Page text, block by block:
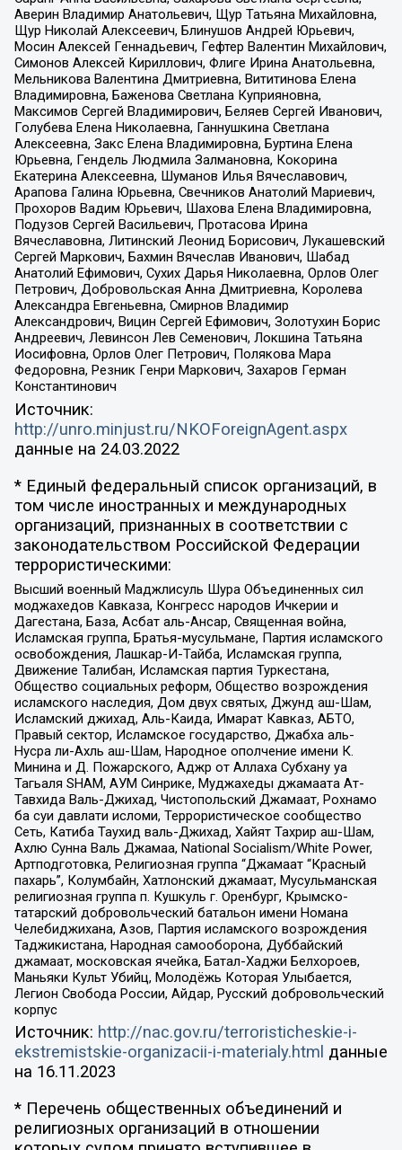
Аверин Владимир Анатольевич, Щур Татьяна Михайловна,
Щур Николай Алексеевич, Блинушов Андрей Юрьевич,
Мосин Алексей Геннадьевич, Гефтер Валентин Михайлович,
Симонов Алексей Кириллович, Флиге Ирина Анатольевна,
Мельникова Валентина Дмитриевна, Вититинова Елена
Владимировна, Баженова Светлана Куприяновна,
Максимов Сергей Владимирович, Беляев Сергей Иванович,
Голубева Елена Николаевна, Ганнушкина Светлана
Алексеевна, Закс Елена Владимировна, Буртина Елена
Юрьевна, Гендель Людмила Залмановна, Кокорина
Екатерина Алексеевна, Шуманов Илья Вячеславович,
Арапова Галина Юрьевна, Свечников Анатолий Мариевич,
Прохоров Вадим Юрьевич, Шахова Елена Владимировна,
Подузов Сергей Васильевич, Протасова Ирина
Вячеславовна, Литинский Леонид Борисович, Лукашевский
Сергей Маркович, Бахмин Вячеслав Иванович, Шабад
Анатолий Ефимович, Сухих Дарья Николаевна, Орлов Олег
Петрович, Добровольская Анна Дмитриевна, Королева
Александра Евгеньевна, Смирнов Владимир
Александрович, Вицин Сергей Ефимович, Золотухин Борис
Андреевич, Левинсон Лев Семенович, Локшина Татьяна
Иосифовна, Орлов Олег Петрович, Полякова Мара
Федоровна, Резник Генри Маркович, Захаров Герман
Константинович
Источник:
http://unro.minjust.ru/NKOForeignAgent.aspx
данные на 24.03.2022
* Единый федеральный список организаций, в
том числе иностранных и международных
организаций, признанных в соответствии с
законодательством Российской Федерации
террористическими:
Высший военный Маджлисуль Шура Объединенных сил
моджахедов Кавказа, Конгресс народов Ичкерии и
Дагестана, База, Асбат аль-Ансар, Священная война,
Исламская группа, Братья-мусульмане, Партия исламского
освобождения, Лашкар-И-Тайба, Исламская группа,
Движение Талибан, Исламская партия Туркестана,
Общество социальных реформ, Общество возрождения
исламского наследия, Дом двух святых, Джунд аш-Шам,
Исламский джихад, Аль-Каида, Имарат Кавказ, АБТО,
Правый сектор, Исламское государство, Джабха аль-
Нусра ли-Ахль аш-Шам, Народное ополчение имени К.
Минина и Д. Пожарского, Аджр от Аллаха Субхану уа
Тагьаля SHAM, АУМ Синрике, Муджахеды джамаата Ат-
Тавхида Валь-Джихад, Чистопольский Джамаат, Рохнамо
ба суи давлати исломи, Террористическое сообщество
Сеть, Катиба Таухид валь-Джихад, Хайят Тахрир аш-Шам,
Ахлю Сунна Валь Джамаа, National Socialism/White Power,
Артподготовка, Религиозная группа “Джамаат “Красный
пахарь”, Колумбайн, Хатлонский джамаат, Мусульманская
религиозная группа п. Кушкуль г. Оренбург, Крымско-
татарский добровольческий батальон имени Номана
Челебиджихана, Азов, Партия исламского возрождения
Таджикистана, Народная самооборона, Дуббайский
джамаат, московская ячейка, Батал-Хаджи Белхороев,
Маньяки Культ Убийц, Молодёжь Которая Улыбается,
Легион Свобода России, Айдар, Русский добровольческий
корпус
Источник: http://nac.gov.ru/terroristicheskie-i-
ekstremistskie-organizacii-i-materialy.html данные
на 16.11.2023
* Перечень общественных объединений и
религиозных организаций в отношении